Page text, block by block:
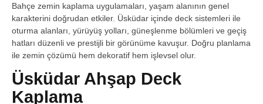
Bahçe zemin kaplama uygulamaları, yaşam alanının genel
karakterini doğrudan etkiler. Üsküdar içinde deck sistemleri ile
oturma alanları, yürüyüş yolları, güneşlenme bölümleri ve geçiş
hatları düzenli ve prestijli bir görünüme kavuşur. Doğru planlama
ile zemin çözümü hem dekoratif hem işlevsel olur.
Üsküdar Ahşap Deck
Kaplama